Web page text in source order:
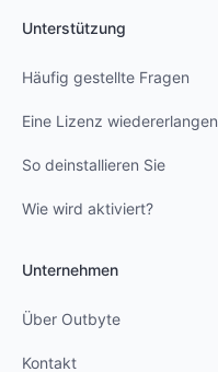
Unterstützung
Häufig gestellte Fragen
Eine Lizenz wiedererlangen
So deinstallieren Sie
Wie wird aktiviert?
Unternehmen
Über Outbyte
Kontakt